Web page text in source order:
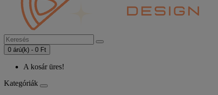
0 árú(k) - 0 Ft
A kosár üres!
Kategóriák